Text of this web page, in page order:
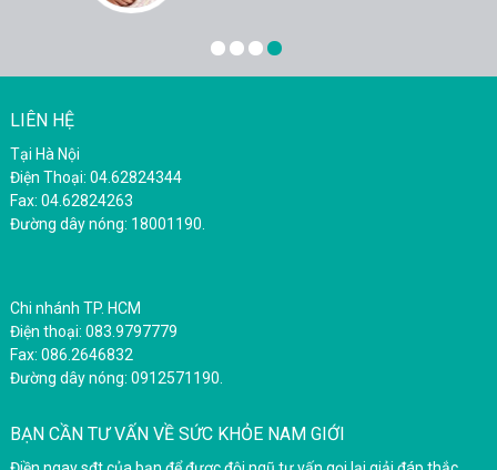
LIÊN HỆ
Tại Hà Nội
Điện Thoại: 04.62824344
Fax: 04.62824263
Đường dây nóng: 18001190.
Chi nhánh TP. HCM
Điện thoại: 083.9797779
Fax: 086.2646832
Đường dây nóng: 0912571190.
BẠN CẦN TƯ VẤN VỀ SỨC KHỎE NAM GIỚI